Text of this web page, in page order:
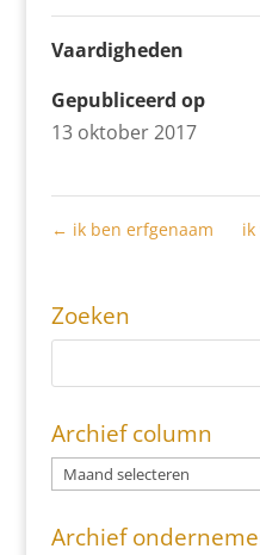
Vaardigheden
Gepubliceerd op
13 oktober 2017
← ik ben erfgenaam ik
Zoeken
Archief column
Archief